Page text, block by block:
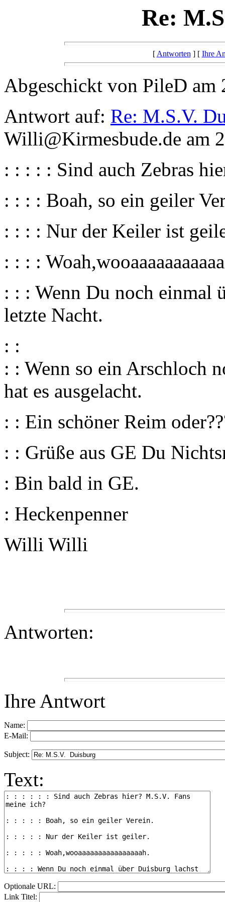
Re:
[Antworten] [ Ihre
Abgeschickt von PileD am
Antwort auf: Re: M.S.V.
Willi@Kirmesbude.de am
: : : : : Sind auch Zebras
: : : : Boah, so ein geiler
: : : : Nur der Keiler ist
: : : :
: : : Wenn Du noch einmal
letzte Nacht.
: :
: : Wenn so ein Arschloch
hat es ausgelacht.
: : Ein schöner Reim
: : Grüße aus GE Du
: Bin bald in GE.
: Heckenpenner
Willi Willi
Antworten:
Ihre Antwort
Name:
E-Mail:
Subject:
Text:
Optionale URL:
Link Titel: